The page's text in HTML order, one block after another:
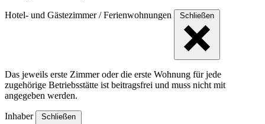
Hotel- und Gästezimmer / Ferienwohnungen Schließen
Das jeweils erste Zimmer oder die erste Wohnung für jede
zugehörige Betriebsstätte ist beitragsfrei und muss nicht mit
angegeben werden.
Inhaber Schließen